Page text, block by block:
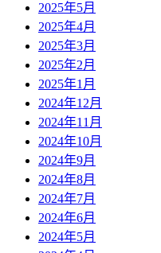
2025年5月
2025年4月
2025年3月
2025年2月
2025年1月
2024年12月
2024年11月
2024年10月
2024年9月
2024年8月
2024年7月
2024年6月
2024年5月